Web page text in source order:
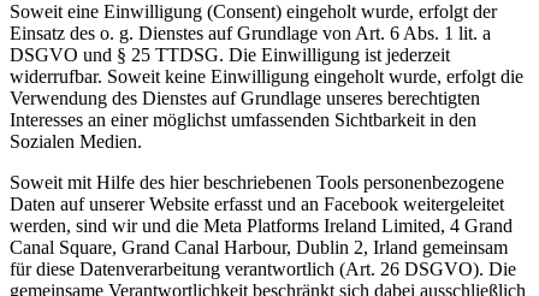
Soweit eine Einwilligung (Consent) eingeholt wurde, erfolgt der
Einsatz des o. g. Dienstes auf Grundlage von Art. 6 Abs. 1 lit. a
DSGVO und § 25 TTDSG. Die Einwilligung ist jederzeit
widerrufbar. Soweit keine Einwilligung eingeholt wurde, erfolgt die
Verwendung des Dienstes auf Grundlage unseres berechtigten
Interesses an einer möglichst umfassenden Sichtbarkeit in den
Sozialen Medien.
Soweit mit Hilfe des hier beschriebenen Tools personenbezogene
Daten auf unserer Website erfasst und an Facebook weitergeleitet
werden, sind wir und die Meta Platforms Ireland Limited, 4 Grand
Canal Square, Grand Canal Harbour, Dublin 2, Irland gemeinsam
für diese Datenverarbeitung verantwortlich (Art. 26 DSGVO). Die
gemeinsame Verantwortlichkeit beschränkt sich dabei ausschließlich